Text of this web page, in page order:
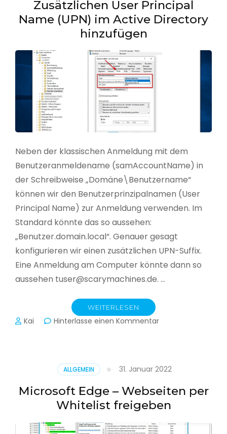
Zusätzlichen User Principal
Name (UPN) im Active Directory
hinzufügen
Neben der klassischen Anmeldung mit dem
Benutzeranmeldename (samAccountName) in
der Schreibweise „Domäne\Benutzername“
können wir den Benutzerprinzipalnamen (User
Principal Name) zur Anmeldung verwenden. Im
Standard könnte das so aussehen:
„Benutzer.domain.local“. Genauer gesagt
konfigurieren wir einen zusätzlichen UPN-Suffix.
Eine Anmeldung am Computer könnte dann so
aussehen tuser@scarymachines.de. …
WEITERLESEN
Kai Hinterlasse einen Kommentarzu
(UPN)
im
Active
Directory
ALLGEMEIN 31. Januar 2022
Microsoft Edge – Webseiten per
Whitelist freigeben